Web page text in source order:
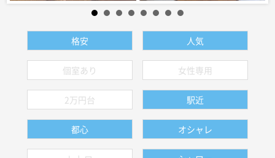
格安 人気
個室あり 女性専用
2万円台 駅近
都心 オシャレ